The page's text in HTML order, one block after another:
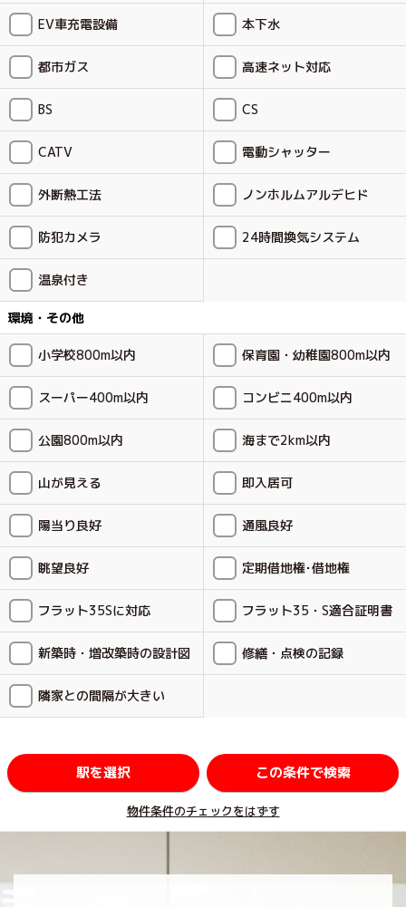
EV車充電設備 本下水
都市ガス 高速ネット対応
BS CS
CATV 電動シャッター
外断熱工法 ノンホルムアルデヒド
防犯カメラ 24時間換気システム
温泉付き
環境・その他
小学校800m以内 保育園・幼稚園800m以内
スーパー400m以内 コンビニ400m以内
公園800m以内 海まで2km以内
山が見える 即入居可
陽当り良好 通風良好
眺望良好 定期借地権･借地権
フラット35Sに対応 フラット35・S適合証明書
新築時・増改築時の設計図 修繕・点検の記録
隣家との間隔が大きい
駅を選択 この条件で検索
物件条件のチェックをはずす